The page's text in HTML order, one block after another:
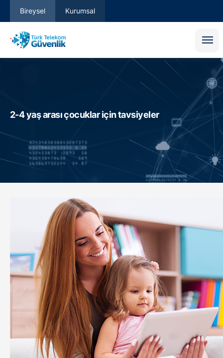
Total Protection
Güvenli İnternet Hizmeti
Safe Family
Bireysel Kurumsal
2-4 yaş arası çocuklar için tavsiyeler